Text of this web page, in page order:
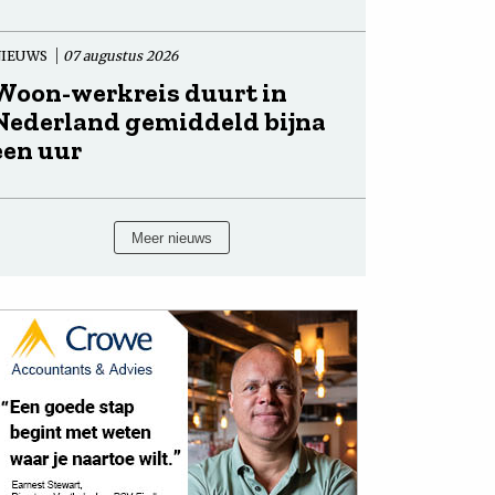
07 augustus 2026
werkreis duurt in
gemiddeld bijna
uur
Meer nieuws